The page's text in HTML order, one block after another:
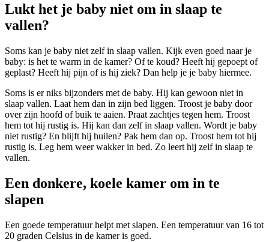
Lukt het je baby niet om in slaap te
vallen?
Soms kan je baby niet zelf in slaap vallen. Kijk even goed naar je
baby: is het te warm in de kamer? Of te koud? Heeft hij gepoept of
geplast? Heeft hij pijn of is hij ziek? Dan help je je baby hiermee.
Soms is er niks bijzonders met de baby. Hij kan gewoon niet in
slaap vallen. Laat hem dan in zijn bed liggen. Troost je baby door
over zijn hoofd of buik te aaien. Praat zachtjes tegen hem. Troost
hem tot hij rustig is. Hij kan dan zelf in slaap vallen. Wordt je baby
niet rustig? En blijft hij huilen? Pak hem dan op. Troost hem tot hij
rustig is. Leg hem weer wakker in bed. Zo leert hij zelf in slaap te
vallen.
Een donkere, koele kamer om in te
slapen
Een goede temperatuur helpt met slapen. Een temperatuur van 16 tot
20 graden Celsius in de kamer is goed.